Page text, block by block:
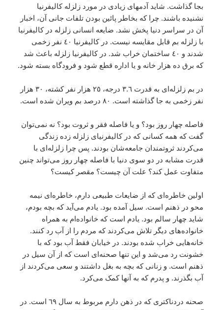
بجا گذاشت. شايد آدمهاى زيادى در مورد زلزله کاليفرنيا
نشنيده باشند. چرا که بخاطر پائين بودن تلفات جانى آن، اخبار
آن در سراسر دنيا پخش نشد. ضايعه انسانى زلزله در کاليفرنيا
با زلزله بم قابل مقايسه نيست. در کاليفرنيا ٤٠ نفر زخمى
شدند و ٤٠ ساختمان خراب شد. در کاليفرنيا زلزله باعث شد
که برق ده هزار خانه و يا اداره قطع شود و فرودگاه بسته شود.
در بم زلزله‌اى به قدرت ٣.٦ درجه، ٢٥ هزار نفر کشته، ٣٠ هزار
نفر زخمى به جا گذاشته است. ٨٠ درصد بم ويران شده است.
فاصله چهار روز بود؟ و يا فاصله فقر و ثروت بود؟ نه نمى‌توان
گفت که همه کسانى که در کاليفرنياى زلزله زده زندگى
مى‌کردند ثروتمندان جامعه‌شان بودند. پس چرا زلزله‌اى با
قدرت مشابه در دو سوى دنيا با فاصله چهار روز مى‌تواند چنين
متفاوت عمل کند؟ علت آن چيست؟ مقصر کيست؟
اولين خاطره‌اى که از ضايعات طبيعى دارم، خاطره‌اى نيمه
محو در ذهنم است. سيل آمده بود. يادم مى‌آيد که بچه بودم،
شايد چهار سالم بود. يادم است که خانواده‌ام به همراه
خانواده‌هاى ديگر تلاش مى‌کردند که مردم را از آب رد کنند.
خانه‌هايى خراب شده بودند. در خيابان فقط آب بود که با
خشونت رد مى‌شد و اين تنها صحنه‌اى است که از آن سيل در
ذهنم است. و زنانى که بچه به بغل داشتند و سعى مى‌کردند از
آب بگذرند. و پدرم که به آنها کمک مى‌کرد.
صحنه دردناکترى که در ذهن دارم مربوط به سال ٦٩ است. در